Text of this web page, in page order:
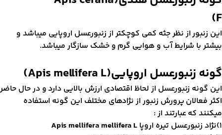
)
زنبور از نظر جثه کمی کوچکتر از زنبورعسل اروپایی میباشد و
با شرایط آب و هوایی گرم و خشک سازگار میباشد.
زنبورعسل اروپایی(Apis mellifera L)
گونه زنبورعسل از لحاظ اقتصادی ارزش بالایی دارد و در حال حاضر
فعالان پرورش زنبور از نژادهای مختلف این گونه استفاده
که عبارتند از :
اروپا
Apis mellifera mellifera L